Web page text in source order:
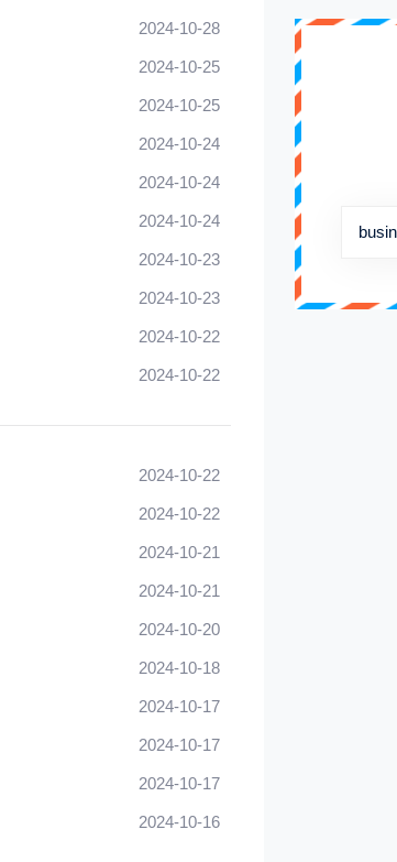
2024-10-28
2024-10-25
2024-10-25
2024-10-24
2024-10-24
2024-10-24
2024-10-23
2024-10-23
2024-10-22
2024-10-22
2024-10-22
2024-10-22
2024-10-21
2024-10-21
2024-10-20
2024-10-18
2024-10-17
2024-10-17
2024-10-17
2024-10-16